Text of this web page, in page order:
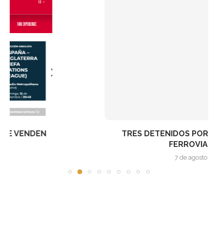
TRES DETENIDOS POR SABOTEAR UNA VÍA